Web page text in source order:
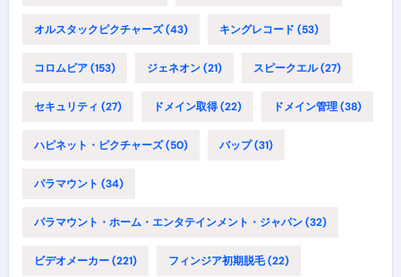
オルスタックピクチャーズ(43) キングレコード (53)
コロムビア(153) ジェネオン(21) スピークエル(27)
セキュリティ (27) ドメイン取得(22) ドメイン管理(38)
ハピネット・ピクチャーズ(50) バップ(31)
パラマウント (34)
パラマウント・ホーム・エンタテインメント・ジャパン(32)
ビデオメーカー(221) フィンジア初期脱毛(22)